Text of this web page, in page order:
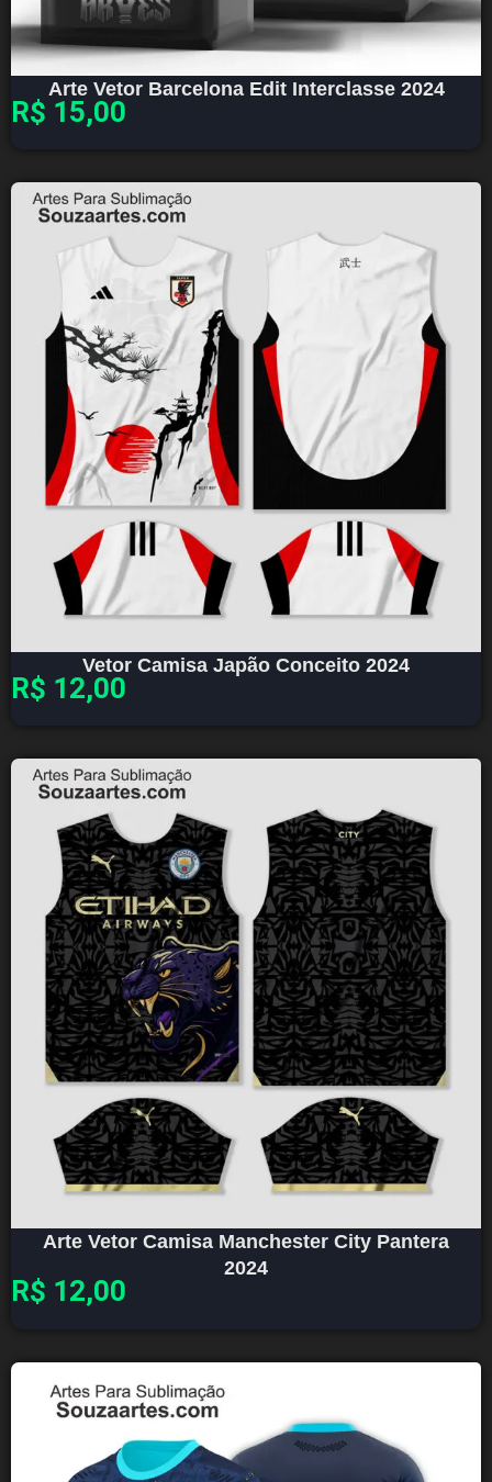
Arte Vetor Barcelona Edit Interclasse 2024
R$ 15,00
Vetor Camisa Japão Conceito 2024
R$ 12,00
Arte Vetor Camisa Manchester City Pantera
2024
R$ 12,00